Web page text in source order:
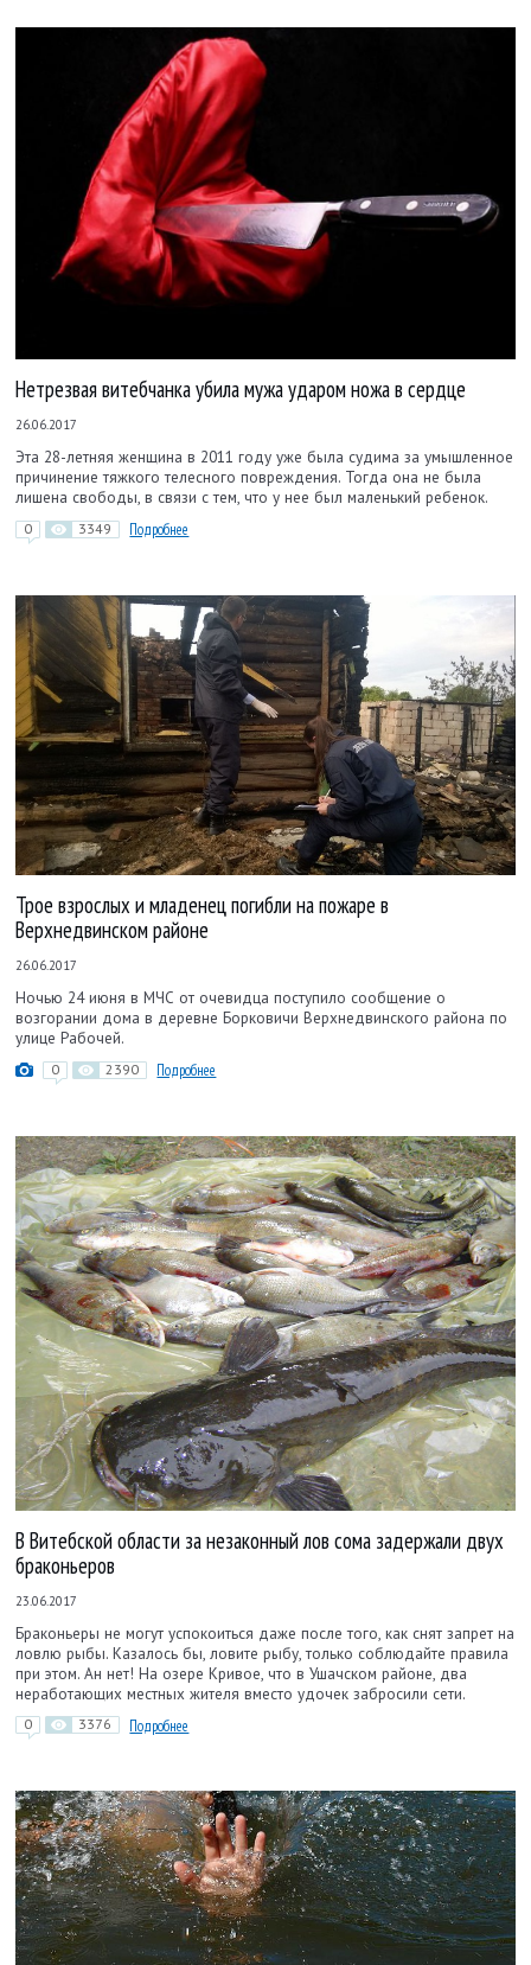
Нетрезвая витебчанка убила мужа ударом ножа в сердце
26.06.2017
Эта 28-летняя женщина в 2011 году уже была судима за умышленное
причинение тяжкого телесного повреждения. Тогда она не была
лишена свободы, в связи с тем, что у нее был маленький ребенок.
0 3349 Подробнее
Трое взрослых и младенец погибли на пожаре в
Верхнедвинском районе
26.06.2017
Ночью 24 июня в МЧС от очевидца поступило сообщение о
возгорании дома в деревне Борковичи Верхнедвинского района по
улице Рабочей.
0 2390 Подробнее
В Витебской области за незаконный лов сома задержали двух
браконьеров
23.06.2017
Браконьеры не могут успокоиться даже после того, как снят запрет на
ловлю рыбы. Казалось бы, ловите рыбу, только соблюдайте правила
при этом. Ан нет! На озере Кривое, что в Ушачском районе, два
неработающих местных жителя вместо удочек забросили сети.
0 3376 Подробнее